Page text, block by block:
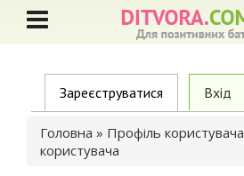
Primary tabs
Зареєструватися (active tab)
Вхід
Ви є тут
Головна » Профіль користувача
користувача